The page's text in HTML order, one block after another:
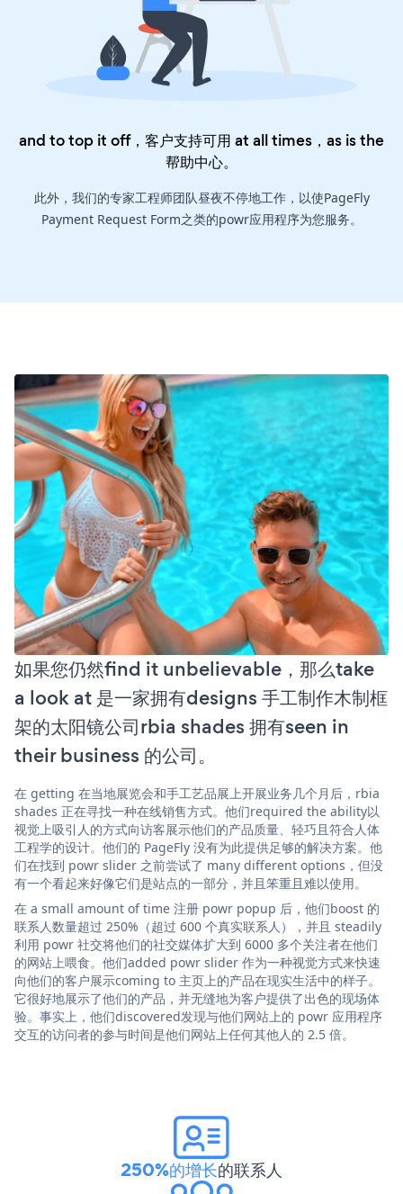
and to top it off，客户支持可用 at all times，as is the
帮助中心。
此外，我们的专家工程师团队昼夜不停地工作，以使PageFly
Payment Request Form之类的powr应用程序为您服务。
如果您仍然find it unbelievable，那么take
a look at 是一家拥有designs 手工制作木制框
架的太阳镜公司rbia shades 拥有seen in
their business 的公司。
在 getting 在当地展览会和手工艺品展上开展业务几个月后，rbia
shades 正在寻找一种在线销售方式。他们required the ability以
视觉上吸引人的方式向访客展示他们的产品质量、轻巧且符合人体
工程学的设计。他们的 PageFly 没有为此提供足够的解决方案。他
们在找到 powr slider 之前尝试了 many different options，但没
有一个看起来好像它们是站点的一部分，并且笨重且难以使用。
在 a small amount of time 注册 powr popup 后，他们boost 的
联系人数量超过 250%（超过 600 个真实联系人），并且 steadily
利用 powr 社交将他们的社交媒体扩大到 6000 多个关注者在他们
的网站上喂食。他们added powr slider 作为一种视觉方式来快速
向他们的客户展示coming to 主页上的产品在现实生活中的样子。
它很好地展示了他们的产品，并无缝地为客户提供了出色的现场体
验。事实上，他们discovered发现与他们网站上的 powr 应用程序
交互的访问者的参与时间是他们网站上任何其他人的 2.5 倍。
250%的增长的联系人